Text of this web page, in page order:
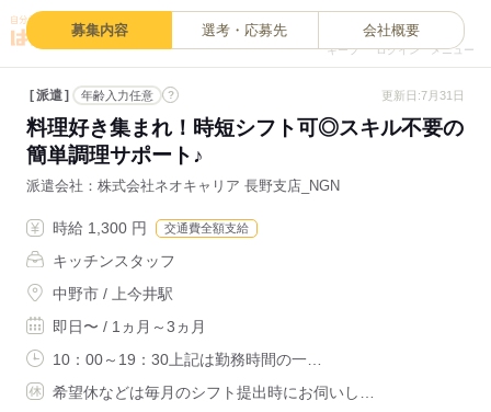
キープ ログイン メニュー
募集内容 選考・応募先 会社概要
派遣 年齢入力任意 ? 更新日:7月31日
料理好き集まれ！時短シフト可◎スキル不要の
簡単調理サポート♪
派遣会社 株式会社ネオキャリア 長野支店_NGN
時給 1,300 円 交通費全額支給
キッチンスタッフ
中野市 / 上今井駅
即日〜 / 1ヵ月～3ヵ月
10：00～19：30上記は勤務時間の一…
希望休などは毎月のシフト提出時にお伺いし…